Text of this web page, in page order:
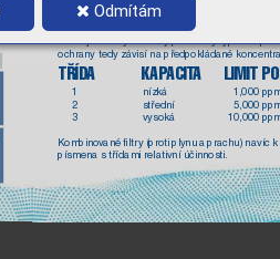
Odmítám
Existují tři třídy ochrany pro každý typ ﬁltru
ochrany tedy závisí na předpokládané koncentr
TŘÍDA KAPACITA LIMIT
1 nízká
1,000
2
střední
5,000
3
vysoká 10,000
Kombinované ﬁltry (proti plynu a prachu) navíc k
písmena s třídami relativní účinnosti.